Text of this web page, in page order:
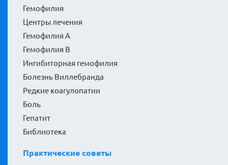
Гемофилия
Центры лечения
Гемофилия А
Гемофилия В
Ингибиторная гемофилия
Болезнь Виллебранда
Редкие коагулопатии
Боль
Гепатит
Библиотека
Практические советы